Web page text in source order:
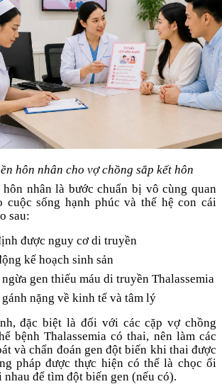
hôn nhân cho vợ chồng sắp kết hôn
nhân là bước chuẩn bị vô cùng quan
cuộc sống hạnh phúc và thế hệ con cái
sau:
được nguy cơ di truyền
kế hoạch sinh sản
gen thiếu máu di truyền Thalassemia
nặng về kinh tế và tâm lý
đặc biệt là đối với các cặp vợ chồng
bệnh Thalassemia có thai, nên làm các
và chẩn đoán gen đột biến khi thai được
pháp được thực hiện có thể là chọc ối
để tìm đột biến gen (nếu có).